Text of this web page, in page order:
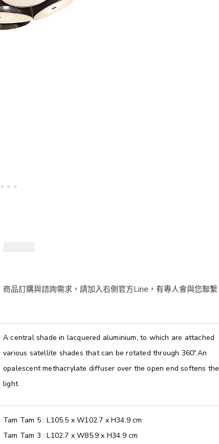
A central shade in lacquered aluminium, to which are attached
various satellite shades that can be rotated through 360º.An
opalescent methacrylate diffuser over the open end softens the
light.
Tam Tam 5 : L105.5 x W102.7 x H34.9 cm
Tam Tam 3 : L102.7 x W85.9 x H34.9 cm